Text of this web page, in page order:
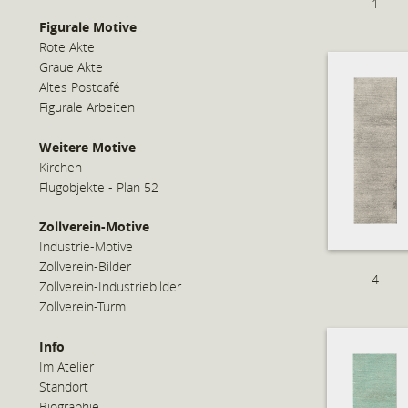
Figurale Motive
Rote Akte
Graue Akte
Altes Postcafé
Figurale Arbeiten
Weitere Motive
Kirchen
Flugobjekte - Plan 52
Zollverein-Motive
Industrie-Motive
Zollverein-Bilder
Zollverein-Industriebilder
Zollverein-Turm
Info
Im Atelier
Standort
1
4